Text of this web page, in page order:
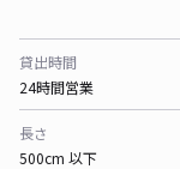
貸出時間
24時間営業
長さ
500cm 以下